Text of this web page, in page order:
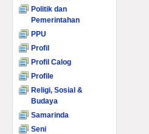
Politik dan
Pemerintahan
PPU
Profil
Profil Calog
Profile
Religi, Sosial &
Budaya
Samarinda
Seni